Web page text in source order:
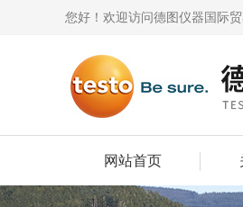
您好！欢迎访问德图仪器国际
网站首页